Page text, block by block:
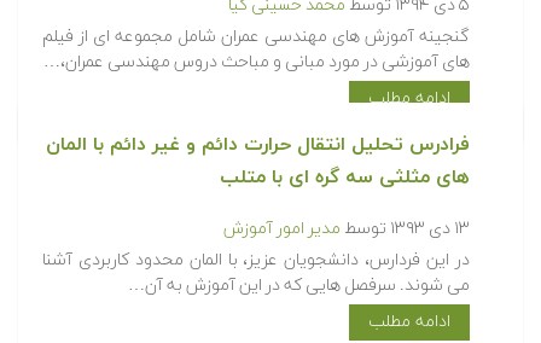
۵ دی ۱۳۹۴ توسط محمد حسینی کیا
گنجینه آموزش های مهندسی عمران شامل مجموعه ای از فیلم
های آموزشی در مورد مبانی و مباحث دروس مهندسی عمران،…
ادامه مطلب
فرادرس تحلیل انتقال حرارت دائم و غیر دائم با المان
های مثلثی سه گره ای با متلب
۱۳ دی ۱۳۹۳ توسط مدیر امور آموزش
در این فردارس، دانشجویان عزیز، با المان محدود کاربردی آشنا
می شوند. سرفصل هایی که در این آموزش به آن…
ادامه مطلب